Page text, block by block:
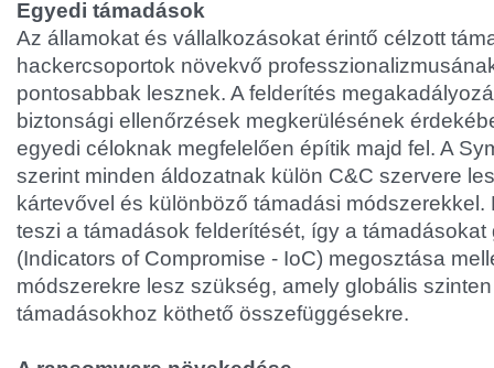
Egyedi támadások
Az államokat és vállalkozásokat érintő célzott
hackercsoportok növekvő
pontosabbak lesznek. A felderítés
biztonsági ellenőrzések megkerülésének
egyedi céloknak megfelelően építik majd fel. A
szerint minden áldozatnak külön C&C szervere
kártevővel és különböző támadási
teszi a támadások felderítését, így a
(Indicators of Compromise - IoC) megosztása
módszerekre lesz szükség, amely globális
támadásokhoz köthető összefüggésekre.